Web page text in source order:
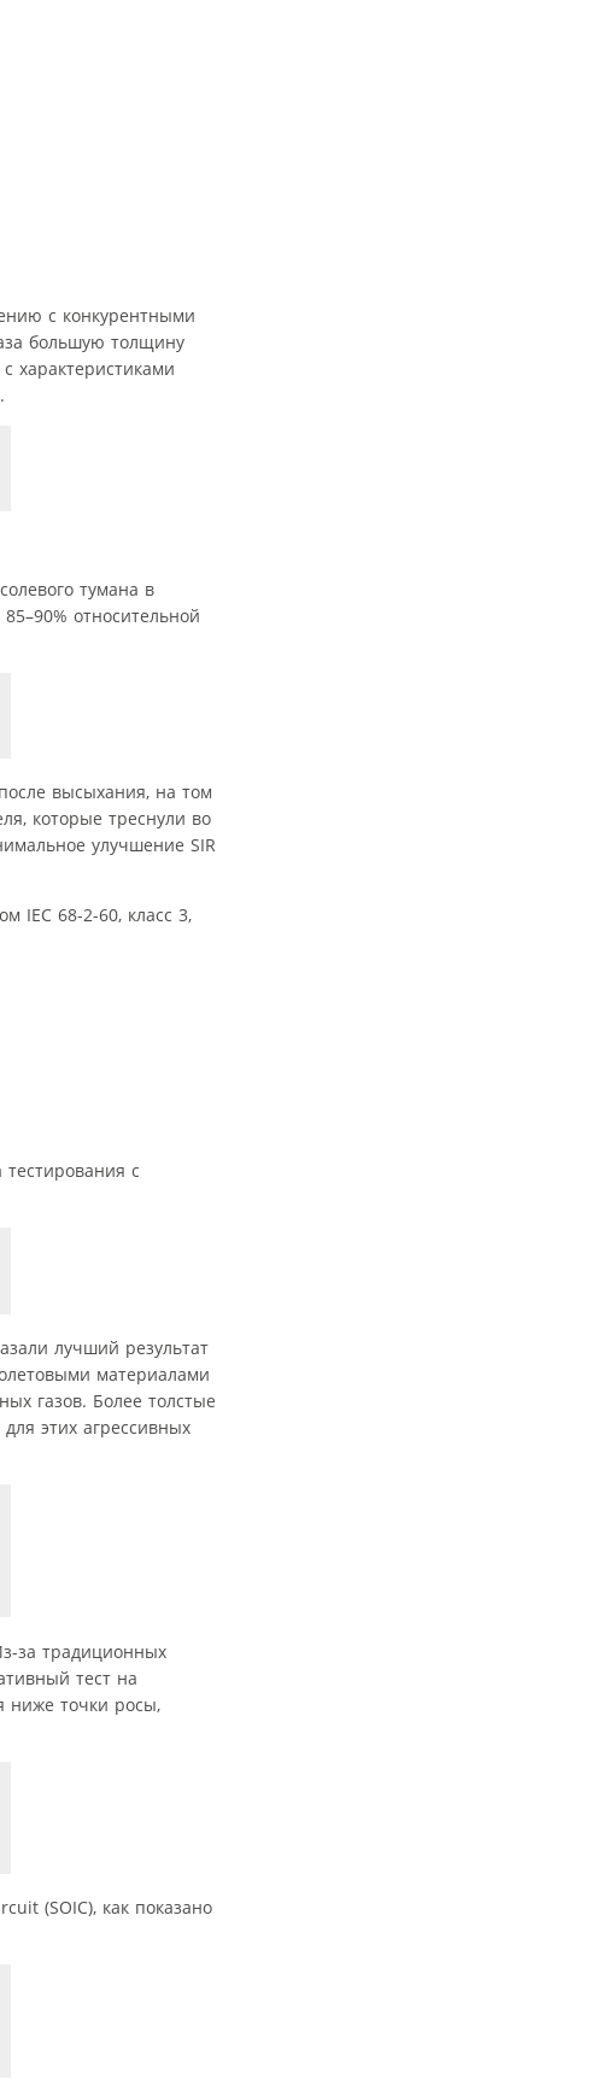
с конкурентными
большую толщину
характеристиками
тумана в
относительной
высыхания, на том
которые треснули во
улучшение SIR
IEC 68-2-60, класс 3,
с
лучший результат
материалами
газов. Более толстые
этих агрессивных
за традиционных
тест на
ниже точки росы,
(SOIC), как показано